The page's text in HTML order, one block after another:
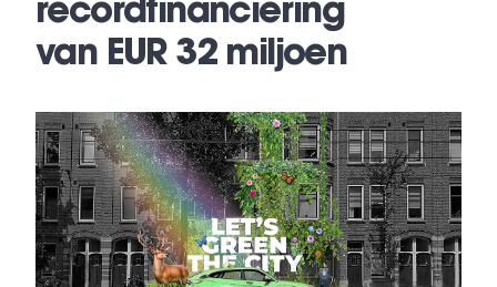
recordfinanciering
van EUR 32 miljoen